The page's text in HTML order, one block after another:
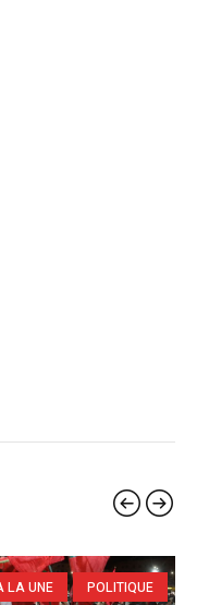
LA UNE
POLITIQUE